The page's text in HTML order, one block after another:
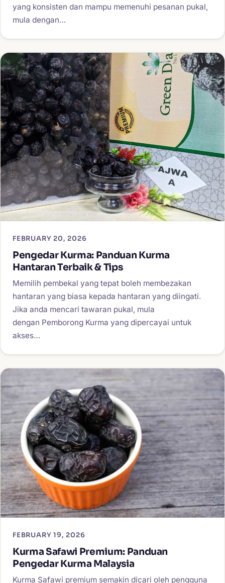
yang konsisten dan mampu memenuhi pesanan pukal,
mula dengan…
FEBRUARY 20, 2026
Pengedar Kurma: Panduan Kurma
Hantaran Terbaik & Tips
Memilih pembekal yang tepat boleh membezakan
hantaran yang biasa kepada hantaran yang diingati.
Jika anda mencari tawaran pukal, mula
dengan Pemborong Kurma yang dipercayai untuk
akses…
FEBRUARY 19, 2026
Kurma Safawi Premium: Panduan
Pengedar Kurma Malaysia
Kurma Safawi premium semakin dicari oleh pengguna